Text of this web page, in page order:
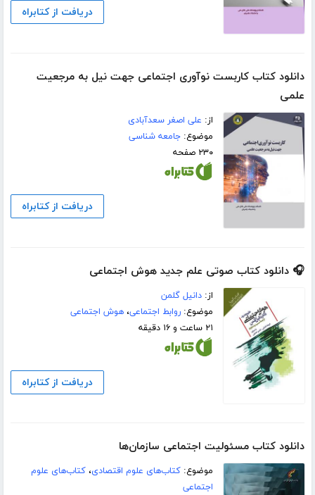
دریافت از کتابراه
دانلود کتاب کاربست نوآوری اجتماعی جهت نیل به مرجعیت
علمی
از: علی اصغر سعدآبادی
موضوع:جامعه شناسی
۲۳۰ صفحه
دریافت از کتابراه
🎧 دانلود کتاب صوتی علم جدید هوش اجتماعی
از:دانیل گلمن
موضوع:روابط اجتماعی،هوش اجتماعی
۲۱ ساعت و ۱۶ دقیقه
دریافت از کتابراه
دانلود کتاب مسئولیت اجتماعی سازمان‌ها
موضوع:کتاب‌های علوم اقتصادی،کتاب‌های علوم
اجتماعی